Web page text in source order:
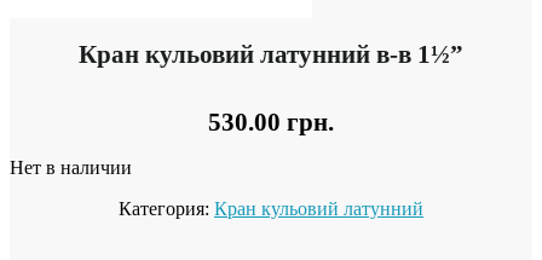
Кран кульовий латунний в-в 1½”
530.00 грн.
Нет в наличии
Категория: Кран кульовий латунний